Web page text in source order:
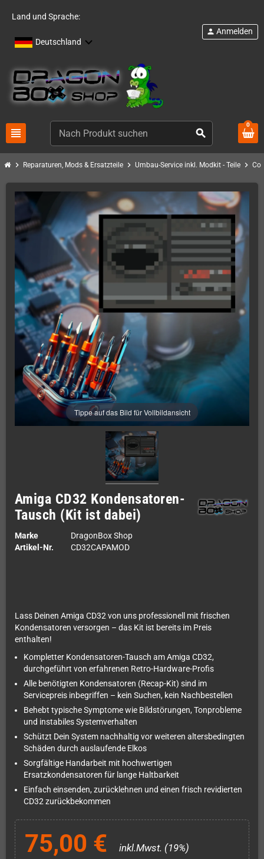
Land und Sprache:
Deutschland
view_headline search
person Anmelden
0
chevron_right Reparaturen, Mods & Ersatzteile chevron_right Umbau-Service inkl. Modkit - Teile chevron_right
Tippe auf das Bild für Vollbildansicht
ARTIKELBÜNDEL
Amiga CD32 Kondensatoren-
Tausch (Kit ist dabei)
Marke
DragonBox Shop
Artikel-Nr.
CD32CAPAMOD
Lass Deinen Amiga CD32 von uns professionell mit frischen
Kondensatoren versorgen – das Kit ist bereits im Preis
enthalten!
Kompletter Kondensatoren-Tausch am Amiga CD32,
durchgeführt von erfahrenen Retro-Hardware-Profis
Alle benötigten Kondensatoren (Recap-Kit) sind im
Servicepreis inbegriffen – kein Suchen, kein Nachbestellen
Behebt typische Symptome wie Bildstörungen, Tonprobleme
und instabiles Systemverhalten
Schützt Dein System nachhaltig vor weiteren altersbedingten
Schäden durch auslaufende Elkos
Sorgfältige Handarbeit mit hochwertigen
Ersatzkondensatoren für lange Haltbarkeit
Einfach einsenden, zurücklehnen und einen frisch revidierten
CD32 zurückbekommen
75,00 € inkl.Mwst. (19%)